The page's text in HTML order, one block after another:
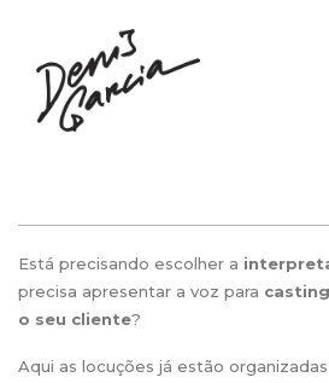
Está precisando escolher a
precisa apresentar a voz para casting
o seu cliente?
Aqui as locuções já estão